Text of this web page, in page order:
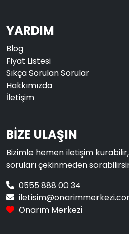
YARDIM
Blog
Fiyat Listesi
Sıkça Sorulan Sorular
Hakkımızda
İletişim
BİZE ULAŞIN
Bizimle hemen iletişim kurabilir,
soruları çekinmeden
0555 888 00 34
Onarım Merkezi